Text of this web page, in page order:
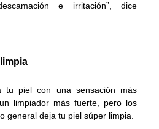
e irritación”, dice
tu piel con una sensación más
limpiador más fuerte, pero los
general deja tu piel súper limpia.